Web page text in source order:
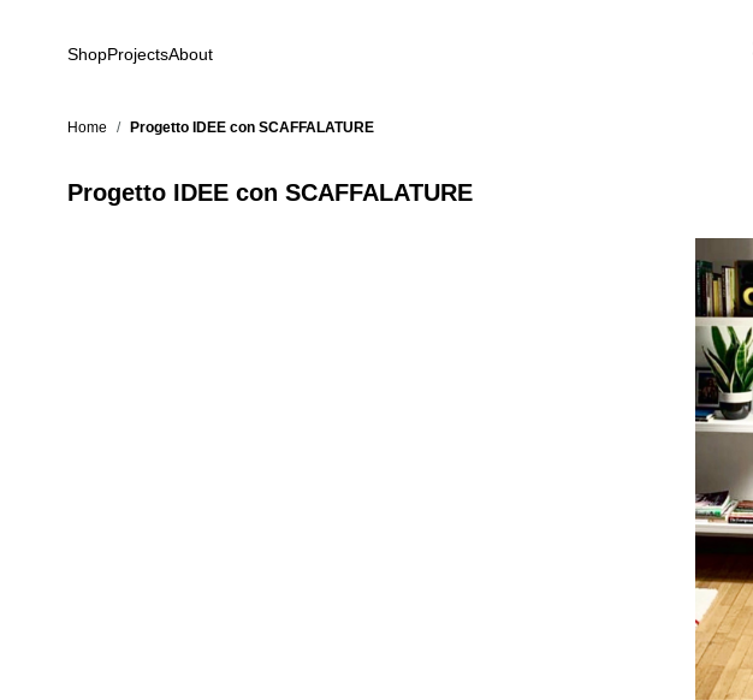
ShopProjectsAbout
Home / Progetto IDEE con SCAFFALATURE
Progetto IDEE con SCAFFALATURE